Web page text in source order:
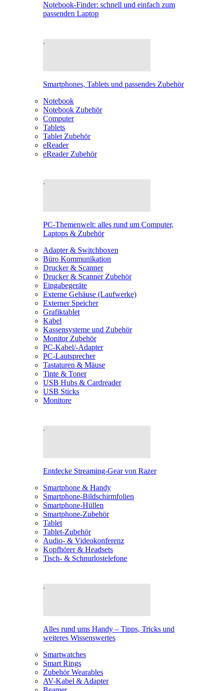
Notebook-Finder: schnell und einfach zum
passenden Laptop
Smartphones, Tablets und passendes Zubehör
Notebook
Notebook Zubehör
Computer
Tablets
Tablet Zubehör
eReader
eReader Zubehör
PC-Themenwelt: alles rund um Computer,
Laptops & Zubehör
Adapter & Switchboxen
Büro Kommunikation
Drucker & Scanner
Drucker & Scanner Zubehör
Eingabegeräte
Externe Gehäuse (Laufwerke)
Externer Speicher
Grafiktablet
Kabel
Kassensysteme und Zubehör
Monitor Zubehör
PC-Kabel/-Adapter
PC-Lautsprecher
Tastaturen & Mäuse
Tinte & Toner
USB Hubs & Cardreader
USB Sticks
Monitore
Entdecke Streaming-Gear von Razer
Smartphone & Handy
Smartphone-Bildschirmfolien
Smartphone-Hüllen
Smartphone-Zubehör
Tablet
Tablet-Zubehör
Audio- & Videokonferenz
Kopfhörer & Headsets
Tisch- & Schnurlostelefone
Alles rund ums Handy – Tipps, Tricks und
weiteres Wissenswertes
Smartwatches
Smart Rings
Zubehör Wearables
AV-Kabel & Adapter